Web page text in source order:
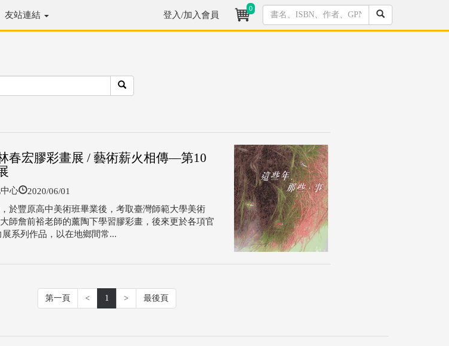
友站連結 登入/加入會員
0
春宏膠彩畫展 / 藝術薪火相傳—第10
心 2020/06/01
於豐原高中美術班畢業後，考取臺灣師範大學美術
師詹前裕老師的薰陶下學習膠彩畫，後來更於各項官
系列作品，以在地鄉間常...
第一頁 < 1 > 最後頁